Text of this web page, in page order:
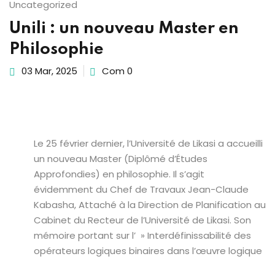
Uncategorized
Unili : un nouveau Master en
Philosophie
03 Mar, 2025 Com 0
Le 25 février dernier, l’Université de Likasi a accueilli
un nouveau Master (Diplômé d’Études
Approfondies) en philosophie. Il s’agit
évidemment du Chef de Travaux Jean-Claude
Kabasha, Attaché à la Direction de Planification au
Cabinet du Recteur de l’Université de Likasi. Son
mémoire portant sur l’ » Interdéfinissabilité des
opérateurs logiques binaires dans l’œuvre logique
Already have an account?Sign in